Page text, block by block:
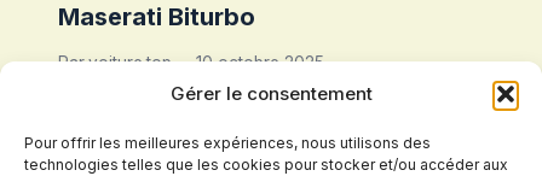
Gérer le consentement
Pour offrir les meilleures expériences, nous utilisons des
technologies telles que les cookies pour stocker et/ou accéder aux
Maserati Biturbo
Parvoiture.top 10 octobre 2025